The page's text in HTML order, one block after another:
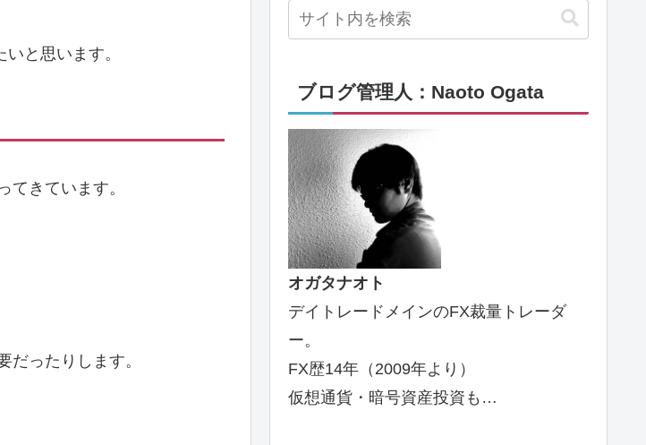
と思います。
きています。
ったりします。
ブログ管理人：Naoto Ogata
オガタナオト
デイトレードメインのFX裁量トレーダ
ー。
FX歴14年（2009年より）
仮想通貨・暗号資産投資も…